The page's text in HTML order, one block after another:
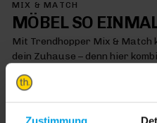
MIX & MATCH
MÖBEL SO
Mit Trendhopper Mix & Match
dein Zuhause – denn hier